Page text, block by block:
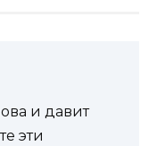
и давит
эти